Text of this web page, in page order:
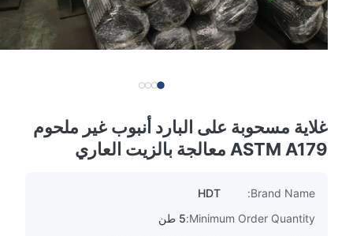
غلاية مسحوبة على البارد أنبوب غير ملحوم
ASTM A179 معالجة بالزيت العاري
Brand Name:
Minimum Order Quantity: 5 طن